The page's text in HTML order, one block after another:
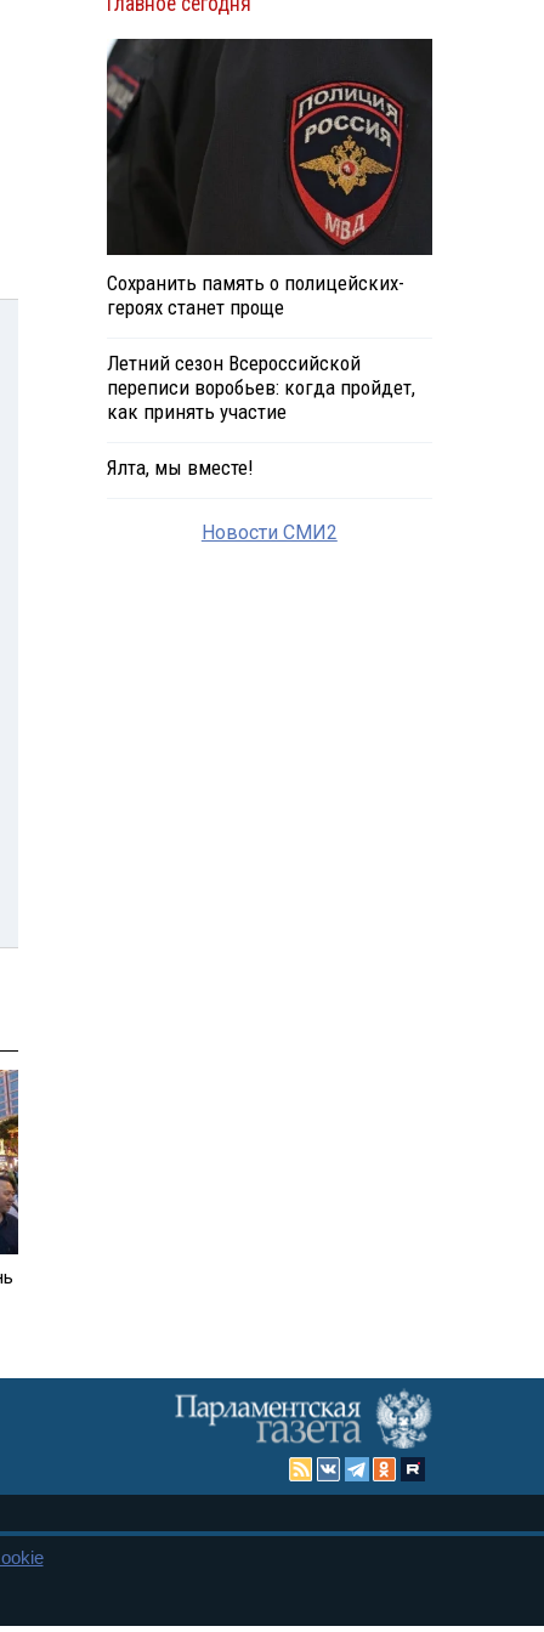
Сохранить память о полицейских-
героях станет проще
Летний сезон Всероссийской
переписи воробьев: когда пройдет,
как принять участие
Ялта, мы вместе!
Новости СМИ2
Карта сайта